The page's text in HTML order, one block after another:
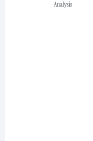
Analysis